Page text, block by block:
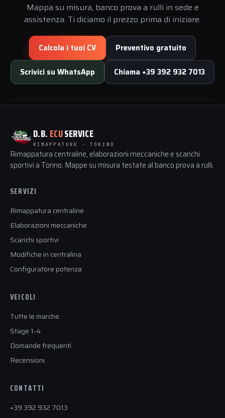
Mappa su misura, banco prova a rulli in sede e
assistenza. Ti diciamo il prezzo prima di iniziare.
Calcola i tuoi CV Preventivo gratuito
Scrivici su WhatsApp Chiama +39 392 932 7013
D.B. ECUSERVICE
RIMAPPATURE · TORINO
Rimappatura centraline, elaborazioni meccaniche e scarichi
sportivi a Torino. Mappe su misura testate al banco prova a rulli.
SERVIZI
Rimappatura centraline
Elaborazioni meccaniche
Scarichi sportivi
Modifiche in centralina
Configuratore potenza
VEICOLI
Tutte le marche
Stage 1-4
Domande frequenti
Recensioni
CONTATTI
+39 392 932 7013